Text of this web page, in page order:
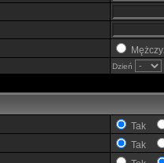
Dzień
Tak
Tak